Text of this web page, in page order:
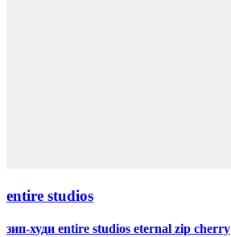
entire studios
зип-худи entire studios eternal zip cherry